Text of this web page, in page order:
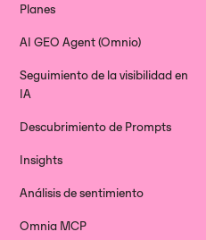
Planes
AI GEO Agent (Omnio)
Seguimiento de la visibilidad en
IA
Descubrimiento de Prompts
Insights
Análisis de sentimiento
Omnia MCP